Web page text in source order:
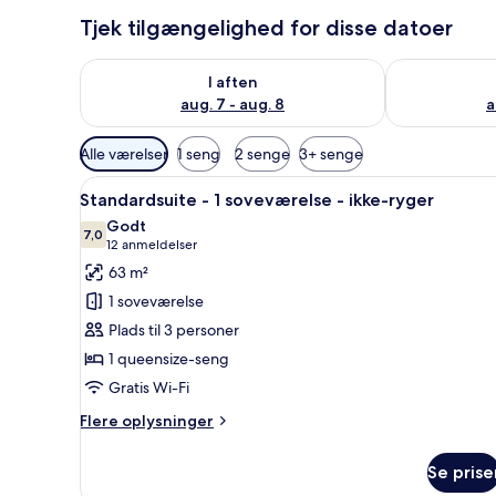
Tjek tilgængelighed for disse datoer
I aften
aug. 7 - aug. 8
Tjek tilgængelighed for i aften aug. 7 - aug. 8
Tjek
Tilgængelige
filtre
for
værelser
Alle værelser 1 seng 2 senge 3+ senge
Indlæs
alle
billeder
af
Standardsuite
-
1
soveværelse
-
ikke-
Et hotelværelse med en stor
4
Standardsuite - 1 soveværelse - ikke-ryger
7,07,0 ud af 10
Godt
12 anmeldelser
(12
anmeldelser)
63 m²
1 soveværelse
Plads til 3 personer
1 queensize-seng
Gratis Wi-Fi
Flere oplysninger
Flere
Se